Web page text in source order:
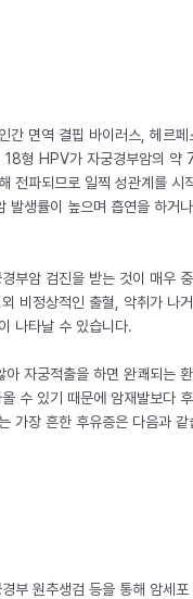
간 면역 결핍 바이러스, 헤르페
18형 HPV가 자궁경부암의 약
전파되므로 일찍 성관계를 시
발생률이 높으며 흡연을 하거
부암 검진을 받는 것이 매우
비정상적인 출혈, 악취가 나
나타날 수 있습니다.
자궁적출을 하면 완쾌되는
수 있기 때문에 암재발보다
가장 흔한 후유증은 다음과 같
부 원추생검 등을 통해 암세포